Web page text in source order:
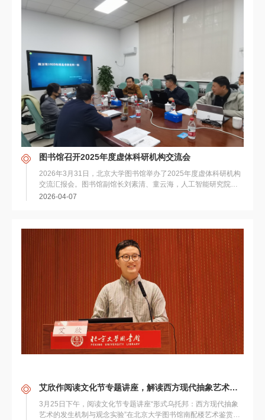
图书馆召开2025年度虚体科研机构交流会
2026年3月31日，北京大学图书馆举办了2025年度虚体科研机构
交流汇报会。图书馆副馆长刘素清、童云海，人工智能研究院博
雅学者、北大-灵初智能联合实验室首席科...
2026-04-07
艾欣作阅读文化节专题讲座，解读西方现代抽象艺术的生成逻辑与观念转向
3月25日下午，阅读文化节专题讲座“形式乌托邦：西方现代抽象
艺术的发生机制与观念实验”在北京大学图书馆南配楼艺术鉴赏厅